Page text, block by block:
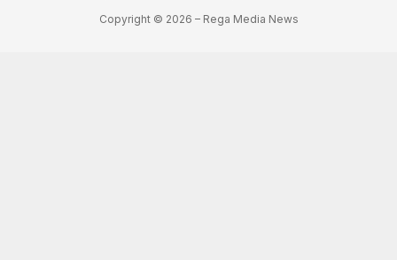
Copyright © 2026 – Rega Media News